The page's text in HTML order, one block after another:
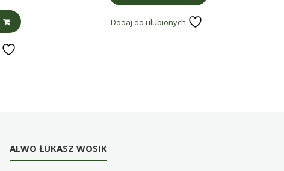
Dodaj do ulubionych
ALWO ŁUKASZ WOSIK